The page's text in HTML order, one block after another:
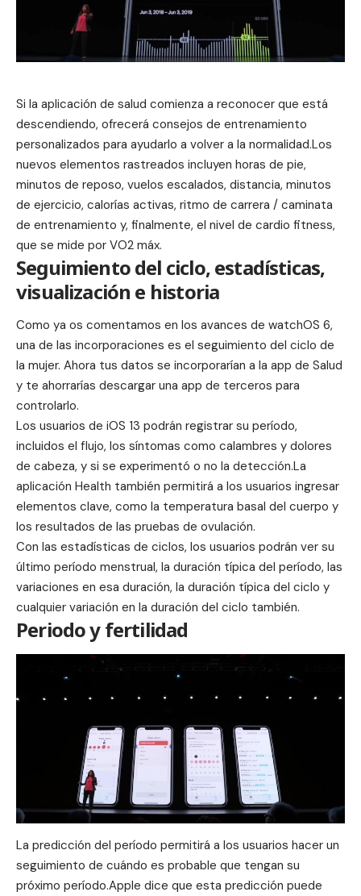
Si la aplicación de salud comienza a reconocer que está
descendiendo, ofrecerá consejos de entrenamiento
personalizados para ayudarlo a volver a la normalidad.Los
nuevos elementos rastreados incluyen horas de pie,
minutos de reposo, vuelos escalados, distancia, minutos
de ejercicio, calorías activas, ritmo de carrera / caminata
de entrenamiento y, finalmente, el nivel de cardio fitness,
que se mide por VO2 máx.
Seguimiento del ciclo, estadísticas,
visualización e historia
Como ya os comentamos en los avances de watchOS 6,
una de las incorporaciones es el seguimiento del ciclo de
la mujer. Ahora tus datos se incorporarían a la app de Salud
y te ahorrarías descargar una app de terceros para
controlarlo.
Los usuarios de iOS 13 podrán registrar su período,
incluidos el flujo, los síntomas como calambres y dolores
de cabeza, y si se experimentó o no la detección.La
aplicación Health también permitirá a los usuarios ingresar
elementos clave, como la temperatura basal del cuerpo y
los resultados de las pruebas de ovulación.
Con las estadísticas de ciclos, los usuarios podrán ver su
último período menstrual, la duración típica del período, las
variaciones en esa duración, la duración típica del ciclo y
cualquier variación en la duración del ciclo también.
Periodo y fertilidad
La predicción del período permitirá a los usuarios hacer un
seguimiento de cuándo es probable que tengan su
próximo período.Apple dice que esta predicción puede